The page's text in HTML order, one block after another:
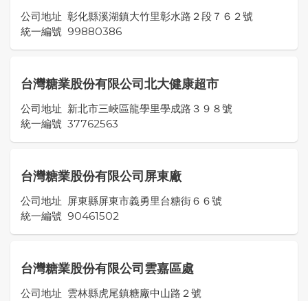
公司地址 彰化縣溪湖鎮大竹里彰水路２段７６２號
統一編號 99880386
台灣糖業股份有限公司北大健康超市
公司地址 新北市三峽區龍學里學成路３９８號
統一編號 37762563
台灣糖業股份有限公司屏東廠
公司地址 屏東縣屏東市義勇里台糖街６６號
統一編號 90461502
台灣糖業股份有限公司雲嘉區處
公司地址 雲林縣虎尾鎮糖廠中山路２號